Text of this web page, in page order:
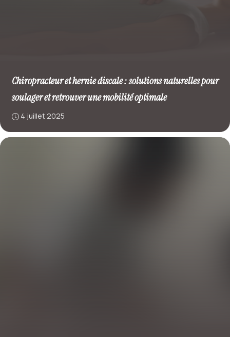
Chiropracteur et hernie discale : solutions naturelles pour
soulager et retrouver une mobilité optimale
4 juillet 2025